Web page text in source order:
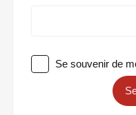
Se souvenir de